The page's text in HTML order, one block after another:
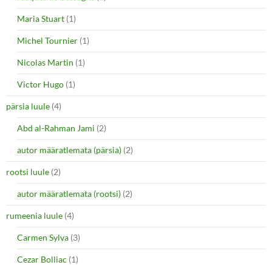
Maria Stuart (1)
Michel Tournier (1)
Nicolas Martin (1)
Victor Hugo (1)
pärsia luule (4)
Abd al-Rahman Jami (2)
autor määratlemata (pärsia) (2)
rootsi luule (2)
autor määratlemata (rootsi) (2)
rumeenia luule (4)
Carmen Sylva (3)
Cezar Bolliac (1)